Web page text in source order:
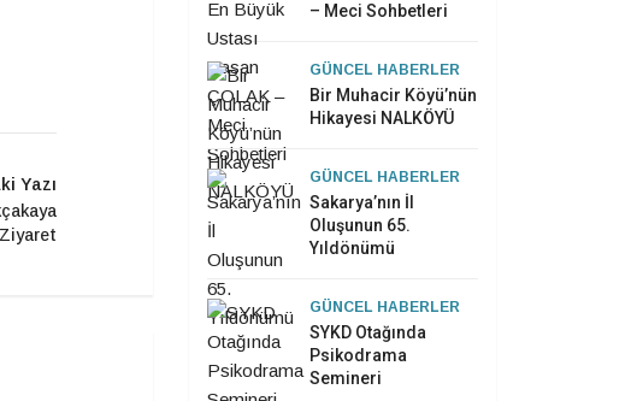
Yazı
– Meci Sohbetleri
GÜNCEL HABERLER
Bir Muhacir Köyü’nün
Hikayesi NALKÖYÜ
GÜNCEL HABERLER
Sakarya’nın İl
Oluşunun 65.
Yıldönümü
GÜNCEL HABERLER
SYKD Otağında
Psikodrama
Semineri